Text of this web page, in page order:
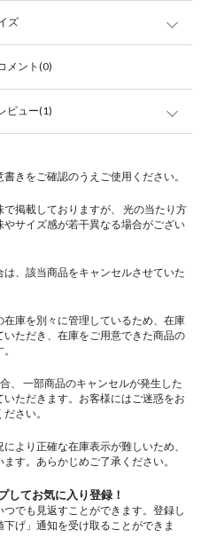
ズ
メント(0)
ビュー(1)
きをご確認のうえご使用ください。
掲載しておりますが、 光の当たり方
サイズ感が若干異なる場合がござい
、該当商品をキャンセルさせていた
庫を別々に管理しているため、在庫
ただき、在庫をご用意できた商品の
、 一部商品のキャンセルが発生した
ただきます。お客様にはご迷惑をお
さい。
より正確な在庫表示が難しいため、
す。あらかじめご了承ください。
してお気に入り登録！
でも見返すことができます。登録し
げ」通知を受け取ることができま